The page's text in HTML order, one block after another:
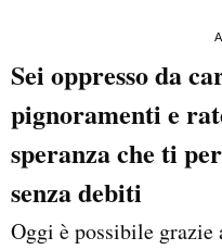
Sei oppresso da
pignoramenti e
speranza che ti
senza debiti
Oggi è possibile grazie